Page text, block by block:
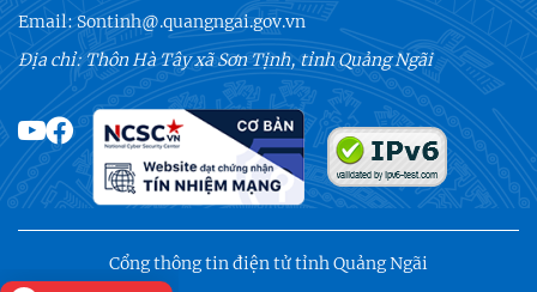
Email:Sontinh@.quangngai.gov.vn
Địa chỉ: Thôn Hà Tây xã Sơn Tịnh, tỉnh Quảng Ngãi
Cổng thông tin điện tử tỉnh Quảng Ngãi